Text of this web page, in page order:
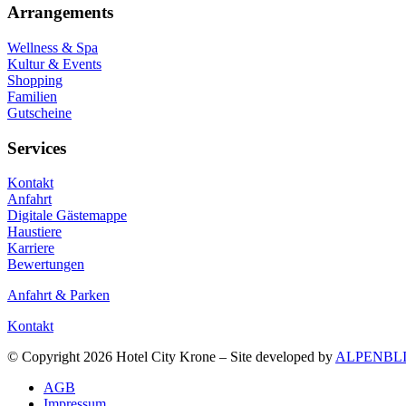
Arrangements
Wellness & Spa
Kultur & Events
Shopping
Familien
Gutscheine
Services
Kontakt
Anfahrt
Digitale Gästemappe
Haustiere
Karriere
Bewertungen
Anfahrt & Parken
Kontakt
© Copyright 2026 Hotel City Krone – Site developed by
AGB